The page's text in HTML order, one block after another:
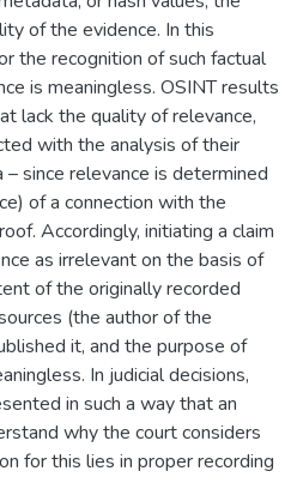
of the evidence. In this
the recognition of such factual
is meaningless. OSINT results
lack the quality of relevance,
with the analysis of their
since relevance is determined
of a connection with the
Accordingly, initiating a claim
as irrelevant on the basis of
of the originally recorded
(the author of the
it, and the purpose of
In judicial decisions,
in such a way that an
why the court considers
for this lies in proper recording